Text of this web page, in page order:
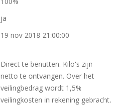
ja
19 nov 2018 21:00:00
Direct te benutten. Kilo's zijn
netto te ontvangen. Over het
veilingbedrag wordt 1,5%
veilingkosten in rekening gebracht.